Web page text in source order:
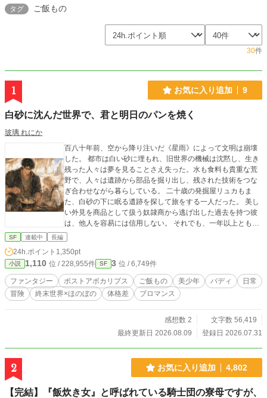
タグ ご飯もの
30件
1 お気に入り追加 9
白砂に沈んだ世界で、君と明日のパンを焼く
玻璃 れにか
百八十年前、空から降り注いだ《星雨》によって文明は崩壊
した。 都市は白い砂に埋もれ、旧世界の機械は沈黙し、生き
残った人々は夢を見ることさえ失った。水も食料も貴重な荒
野で、人々は遺跡から部品を掘り出し、残された技術をつな
ぎ合わせながら暮らしている。 二十歳の発掘屋リュカもま
た、白砂の下に眠る遺跡を探して旅をする一人だった。 美し
い外見を商品として扱う奴隷商から逃げ出した過去を持つ彼
は、他人を容易には信用しない。 それでも、一年以上ともに
旅をしてきた大男セヴァンにだけは、背中を預けることがで
乏しい食材から温かな料理を作る。 乾燥した砂根のスープ、
発酵草を練り込んだ平焼きパン、海を知らない二人が味わう
海のスープ。 明日さえ保証されない世界で、二人は食事を分
け合いながら歩き続けていた。 ある日、遺跡から回収した黒
い箱が、セヴァンの名に反応する。 失われた過去を求めて巨
世界の救援機構にまつわる秘密へ巻き込まれていく。そし
て、セヴァンの存在に関わる秘密が明らかになり――！？ こ
自分自身の望みで帰る場所を選ぶまでの物語。 白砂の世界を
舞台にした、冒険と食卓のポストアポカリプス・ファンタジ
SF 連載中 長編
24h.ポイント 1,350pt
小説 1,110 位 / 228,955件 SF 3 位 / 6,749件
ファンタジー ポストアポカリプス ご飯もの 美少年 バディ
日常
冒険
終末世界×ほのぼの 体格差 ブロマンス
感想数 2
文字数 56,419
最終更新日 2026.08.09
登録日 2026.07.31
2 お気に入り追加 4,802
【完結】『飯炊き女』と呼ばれている騎士団の寮母ですが、